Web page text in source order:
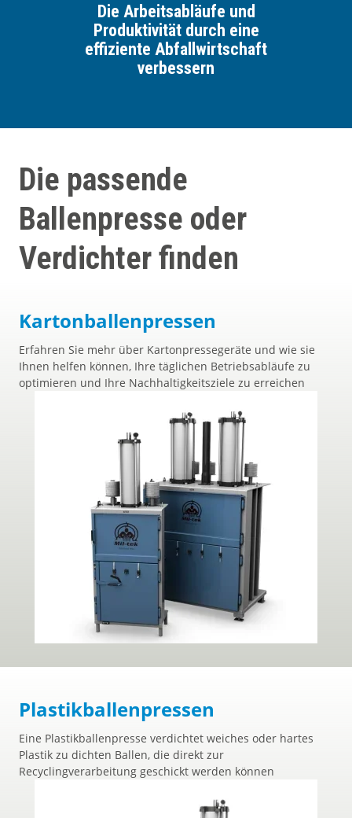
Die Arbeitsabläufe und
Produktivität durch eine
effiziente Abfallwirtschaft
verbessern
Die passende
Ballenpresse oder
Verdichter finden
Kartonballenpressen
Erfahren Sie mehr über Kartonpressegeräte und wie sie
Ihnen helfen können, Ihre täglichen Betriebsabläufe zu
optimieren und Ihre Nachhaltigkeitsziele zu erreichen
Plastikballenpressen
Eine Plastikballenpresse verdichtet weiches oder hartes
Plastik zu dichten Ballen, die direkt zur
Recyclingverarbeitung geschickt werden können